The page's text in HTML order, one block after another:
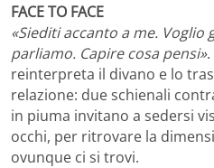
FACE TO FACE
«Siediti accanto a me.
parliamo. Capire cosa pensi»
reinterpreta il divano e lo
relazione: due schienali
in piuma invitano a sedersi
occhi, per ritrovare la
ovunque ci si trovi.